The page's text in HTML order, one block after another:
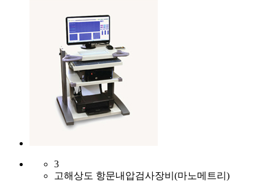
3
고해상도 항문내압검사장비(마노메트리)